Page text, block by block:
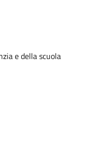
e della scuola